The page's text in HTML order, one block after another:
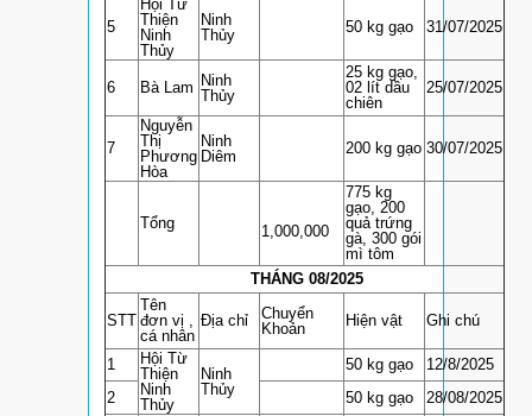
5
Hội Từ
Thiện
Ninh
Thủy
Ninh
Thủy
50 kg gạo 31/07/2025
6 Bà Lam Ninh
Thủy
25 kg gạo,
02 lít dầu
chiên
25/07/2025
7
Nguyễn
Thị
Phương
Hòa
Ninh
Diêm
200 kg gạo 30/07/2025
Tổng 1,000,000
775 kg
gạo, 200
quả trứng
gà, 300 gói
mì tôm
THÁNG 08/2025
STT
Tên
đơn vị ,
cá nhân
Địa chỉ
Chuyển
Khoản
Hiện vật Ghi chú
1
Hội Từ
Thiện
Ninh
Thủy
Ninh
Thủy
50 kg gạo
12/8/2025
2
50 kg gạo 28/08/2025